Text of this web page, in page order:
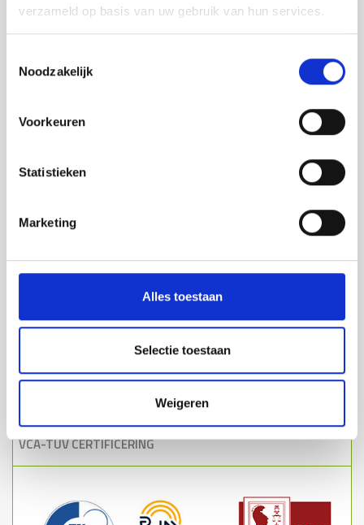
verzameld op basis van uw gebruik van hun services.
Noodzakelijk
Voorkeuren
Statistieken
Marketing
Alles toestaan
Selectie toestaan
Weigeren
Bebording
Spiegels
Varkensruggen
SALE
BETAALMOGELIJKHEDEN
VERZENDMOGELIJKHEDEN
België € 125,-
Gratis
VCA-TUV CERTIFICERING